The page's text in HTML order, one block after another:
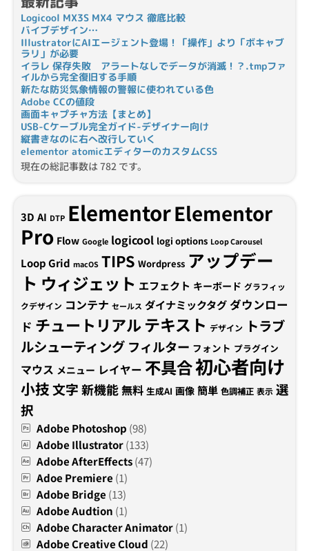
Logicool MX3S MX4 マウス 徹底比較
バイブデザイン…
IllustratorにAIエージェント登場！「操作」より「ボキャブ
ラリ」が必要
イラレ 保存失敗 アラートなしでデータが消滅！？.tmpファ
イルから完全復旧する手順
新たな防災気象情報の警報に使われている色
Adobe CCの値段
画面キャプチャ方法【まとめ】
USB-Cケーブル完全ガイド-デザイナー向け
縦書きなのに右へ改行していく
elementor atomicエディターのカスタムCSS
現在の総記事数は 782 です。
3D AI DTP ElementorElementor
Pro Flow Google logicool logi options Loop Carousel
Loop Grid macOS TIPS Wordpress アップデー
ト ウィジェット エフェクト キーボード グラフィッ
クデザイン コンテナ セールス ダイナミックタグダウンロー
ド チュートリアルテキスト デザイン トラブ
ルシューティング フィルター フォント プラグイン
マウス メニュー レイヤー 不具合初心者向け
小技文字新機能無料 生成AI 画像 簡単 色調補正 表示 選
択
Adobe Photoshop (98)
Adobe Illustrator(133)
Adobe AfterEffects(47)
Adoe Premiere (1)
Adobe Bridge (13)
Adobe Audtion (1)
Adobe Character Animator(1)
Adobe Creative Cloud (22)